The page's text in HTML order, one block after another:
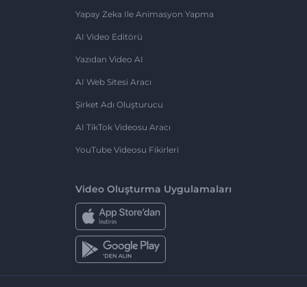
Yapay Zeka Ile Animasyon Yapma
AI Video Editörü
Yazıdan Video AI
AI Web Sitesi Aracı
Şirket Adı Oluşturucu
AI TikTok Videosu Aracı
YouTube Videosu Fikirleri
Video Oluşturma Uygulamaları